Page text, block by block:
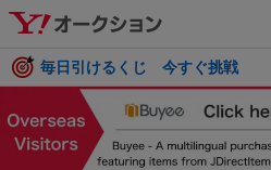
毎日引けるくじ 今すぐ挑戦